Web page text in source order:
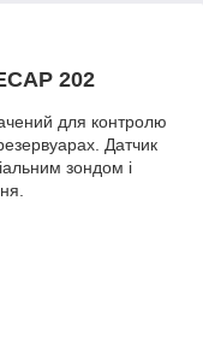
202
для контролю
Датчик
зондом і